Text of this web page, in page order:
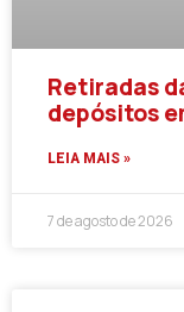
Retiradas
depósitos
LEIA MAIS »
7 de agosto de 2026